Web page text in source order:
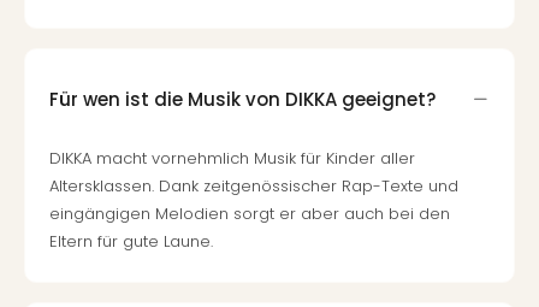
Für wen ist die Musik von DIKKA geeignet?
DIKKA macht vornehmlich Musik für Kinder aller
Altersklassen. Dank zeitgenössischer Rap-Texte und
eingängigen Melodien sorgt er aber auch bei den
Eltern für gute Laune.